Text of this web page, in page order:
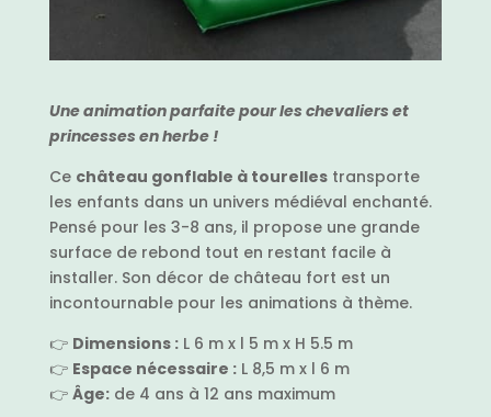
Une animation parfaite pour les chevaliers et
princesses en herbe !
Ce château gonflable à tourellestransporte
les enfants dans un univers médiéval enchanté.
Pensé pour les 3-8 ans, il propose une grande
surface de rebond tout en restant facile à
installer. Son décor de château fort est un
incontournable pour les animations à thème.
👉 Dimensions :L 6 m x l 5 m x H 5.5 m
👉 Espace nécessaire :L 8,5 m x l 6 m
👉 Âge:de 4 ans à 12 ans maximum